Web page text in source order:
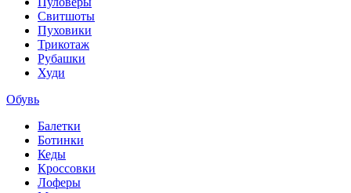
Свитшоты
Пуховики
Трикотаж
Рубашки
Худи
Обувь
Балетки
Ботинки
Кеды
Кроссовки
Лоферы